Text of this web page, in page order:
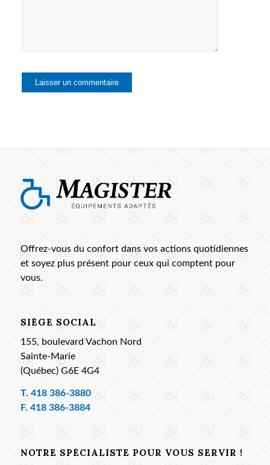
Offrez-vous du confort dans vos actions quotidiennes
et soyez plus présent pour ceux qui comptent pour
vous.
SIÈGE SOCIAL
155, boulevard Vachon Nord
Sainte-Marie
(Québec) G6E 4G4
T. 418 386-3880
F. 418 386-3884
NOTRE SPÉCIALISTE POUR VOUS SERVIR !